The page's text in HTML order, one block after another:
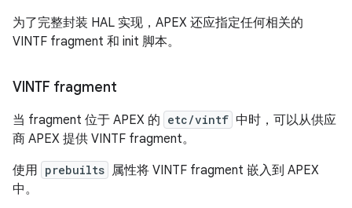
为了完整封装 HAL 实现，APEX 还应指定任何相关的
VINTF fragment 和 init 脚本。
VINTF fragment
当 fragment 位于 APEX 的 etc/vintf 中时，可以从供应
商 APEX 提供 VINTF fragment。
使用 prebuilts 属性将 VINTF fragment 嵌入到 APEX
中。